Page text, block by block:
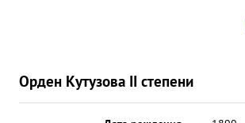
Орден Кутузова II степени